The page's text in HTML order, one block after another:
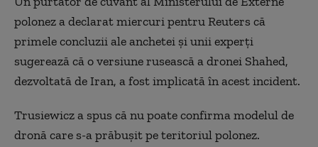
polonez a declarat miercuri pentru Reuters că
primele concluzii ale anchetei şi unii experţi
sugerează că o versiune rusească a dronei Shahed,
dezvoltată de Iran, a fost implicată în acest incident.
Trusiewicz a spus că nu poate confirma modelul de
dronă care s-a prăbuşit pe teritoriul polonez.